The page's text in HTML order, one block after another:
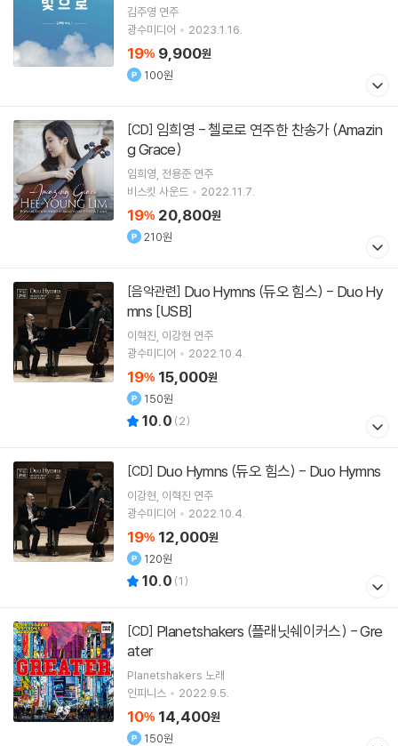
김주영 연주
광수미디어
2023.1.16.
19% 9,900원
100원
[CD]
g Grace)
임희영 전용준 연주
비스킷 사운드
2022.11.7.
19% 20,800원
210원
[음악관련]
mns [USB]
이혁진 이강현 연주
광수미디어
2022.10.4.
19% 15,000원
150원
10.0 (2)
[CD] Duo Hymns (듀오 힘스) - Duo Hymns
이강현 이혁진 연주
광수미디어
2022.10.4.
19% 12,000원
120원
10.0 (1)
[CD]
ater
Planetshakers 노래
인피니스
2022.9.5.
10% 14,400원
150원